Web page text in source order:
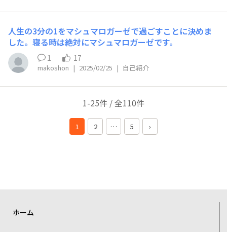
人生の3分の1をマシュマロガーゼで過ごすことに決めま
した。寝る時は絶対にマシュマロガーゼです。
1 17
makoshon | 2025/02/25 | 自己紹介
1-25件 / 全110件
1 2 … 5 ›
ホーム